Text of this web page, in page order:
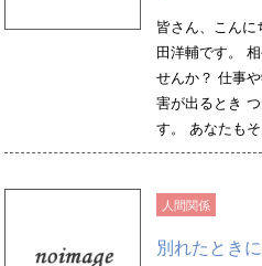
皆さん、こんに
田洋輔です。
せんか？ 仕事
害が出るとき
す。 あなたも
人間関係
別れたとき